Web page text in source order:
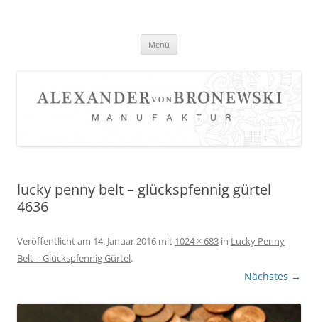
Menü
lucky penny belt – glückspfennig gürtel
4636
Veröffentlicht am 14. Januar 2016 mit 1024 × 683 in Lucky Penny
Belt – Glückspfennig Gürtel.
Nächstes →